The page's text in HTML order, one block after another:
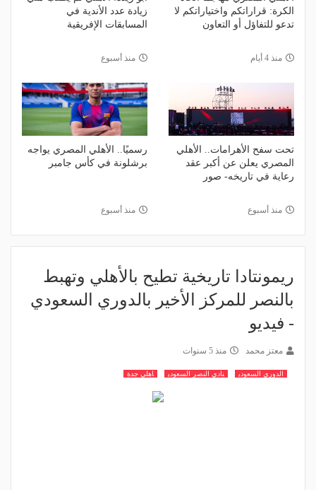
الكرة: قراراتكم واختياراتكم لا
تدعو للتفاؤل أو التعاون
منذ 4 أيام
زيادة عدد الأندية في
المسابقات الإفريقية
منذ أسبوع
تحت سفح الأهرامات.. الأهلي
المصري يعلن عن أكبر عقد
رعاية في تاريخه- صور
منذ أسبوع
رسميًا.. الأهلي المصري يواجه
برشلونة في كأس جامبر
منذ أسبوع
ريمونتادا تاريخية تطيح بالأهلي وتهبط
بالنصر للمركز الأخير بالدوري السعودي
- فيديو
معتز محمد منذ 5 سنوات
الدوري السعودي نادي النصر السعودي اهلي جدة